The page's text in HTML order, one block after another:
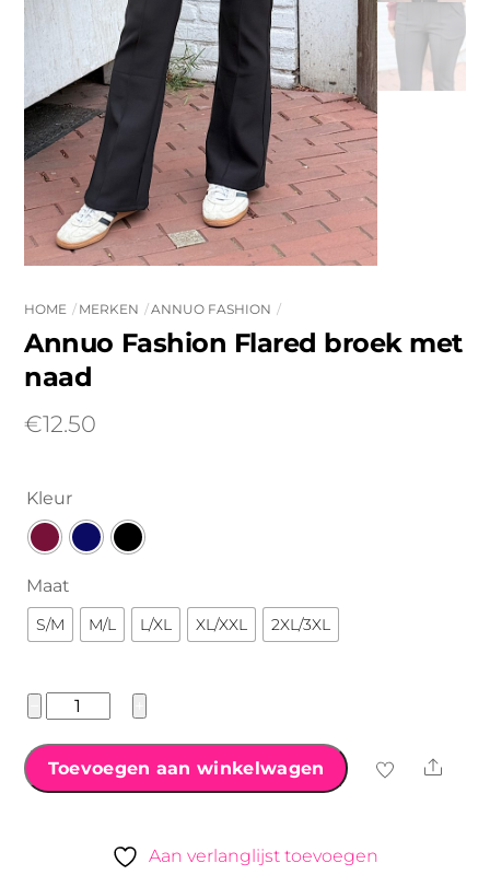
HOME MERKEN ANNUO FASHION
Annuo Fashion Flared broek met
naad
€12.50
Kleur
Maat
S/M M/L L/XL XL/XXL 2XL/3XL
Annuo
Flared
broek
Toevoegen aan winkelwagen Share
Aan verlanglijst toevoegen